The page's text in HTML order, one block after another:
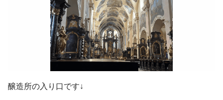
醸造所の入り口です↓